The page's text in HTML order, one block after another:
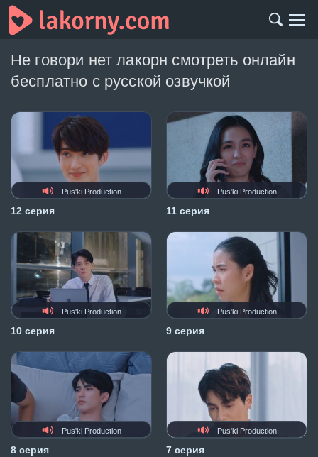
Не говори нет лакорн смотреть онлайн
бесплатно с русской озвучкой
Pus'ki Production
12 серия
Pus'ki Production
11 серия
Pus'ki Production
10 серия
Pus'ki Production
9 серия
Pus'ki Production
8 серия
Pus'ki Production
7 серия